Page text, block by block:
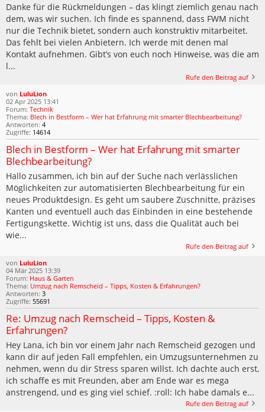
Danke für die Rückmeldungen – das klingt ziemlich genau nach
dem, was wir suchen. Ich finde es spannend, dass FWM nicht
nur die Technik bietet, sondern auch konstruktiv mitarbeitet.
Das fehlt bei vielen Anbietern. Ich werde mit denen mal
Kontakt aufnehmen. Gibt’s von euch noch Hinweise, was die am
l...
Rufe den Beitrag auf
von LuluLion
02 Apr 2025 13:41
Forum: Technik
Thema: Blech in Bestform – Wer hat Erfahrung mit smarter Blechbearbeitung?
Antworten: 4
Zugriffe: 14614
Blech in Bestform – Wer hat Erfahrung mit smarter
Blechbearbeitung?
Hallo zusammen, ich bin auf der Suche nach verlässlichen
Möglichkeiten zur automatisierten Blechbearbeitung für ein
neues Produktdesign. Es geht um saubere Zuschnitte, präzises
Kanten und eventuell auch das Einbinden in eine bestehende
Fertigungskette. Wichtig ist uns, dass die Qualität auch bei
wie...
Rufe den Beitrag auf
von LuluLion
04 Mär 2025 13:39
Forum: Haus & Garten
Thema: Umzug nach Remscheid – Tipps, Kosten & Erfahrungen?
Antworten: 3
Zugriffe: 55691
Re: Umzug nach Remscheid – Tipps, Kosten &
Erfahrungen?
Hey Lana, ich bin vor einem Jahr nach Remscheid gezogen und
kann dir auf jeden Fall empfehlen, ein Umzugsunternehmen zu
nehmen, wenn du dir Stress sparen willst. Ich dachte auch erst,
ich schaffe es mit Freunden, aber am Ende war es mega
anstrengend, und es ging viel schief. :roll: Ich habe damals e...
Rufe den Beitrag auf